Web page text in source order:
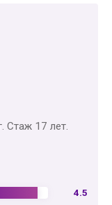
Стаж 17 лет.
4.5